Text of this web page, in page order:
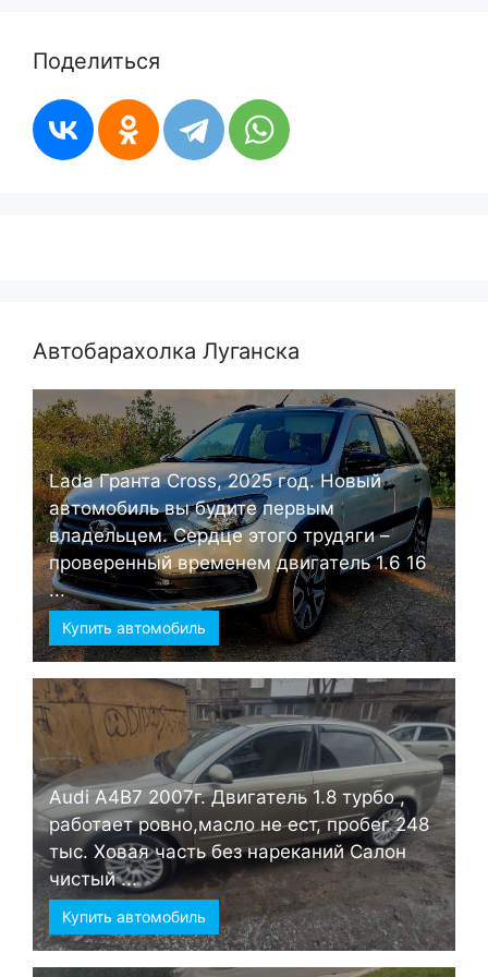
Поделиться
Автобарахолка Луганска
Lada Гранта Cross, 2025 год. Новый
автомобиль вы будите первым
владельцем. Сердце этого трудяги –
проверенный временем двигатель 1.6 16
...
Купить автомобиль
Audi А4B7 2007г. Двигатель 1.8 турбо ,
работает ровно,масло не ест, пробег 248
тыс. Ховая часть без нареканий Салон
чистый ...
Купить автомобиль